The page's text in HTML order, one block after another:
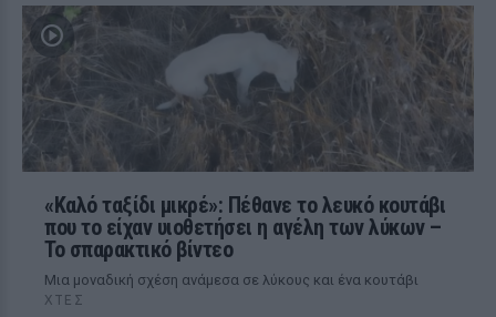
«Καλό ταξίδι μικρέ»: Πέθανε το λευκό κουτάβι
που το είχαν υιοθετήσει η αγέλη των λύκων –
Το σπαρακτικό βίντεο
Μια μοναδική σχέση ανάμεσα σε λύκους και ένα κουτάβι
ΧΤΕΣ